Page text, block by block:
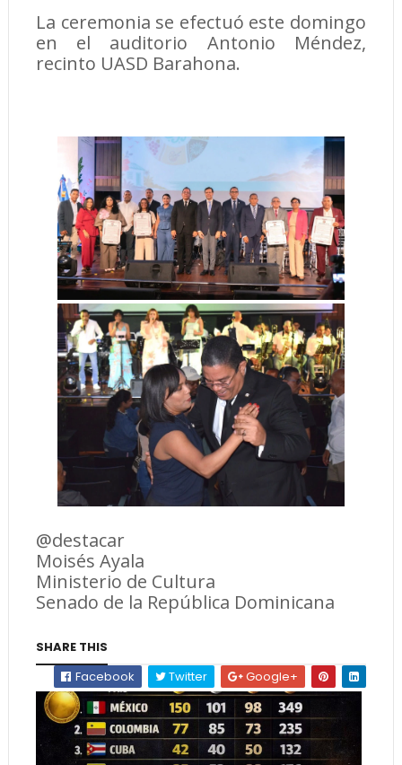
La ceremonia se efectuó este domingo
en el auditorio Antonio Méndez,
recinto UASD Barahona.
@destacar
Moisés Ayala
Ministerio de Cultura
Senado de la República Dominicana
SHARE THIS
Facebook
Twitter Google+